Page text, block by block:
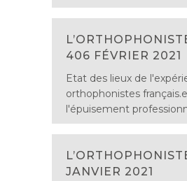
406 FÉVRIER 2021
Etat des lieux de
orthophonistes
l'épuisement
JANVIER 2021